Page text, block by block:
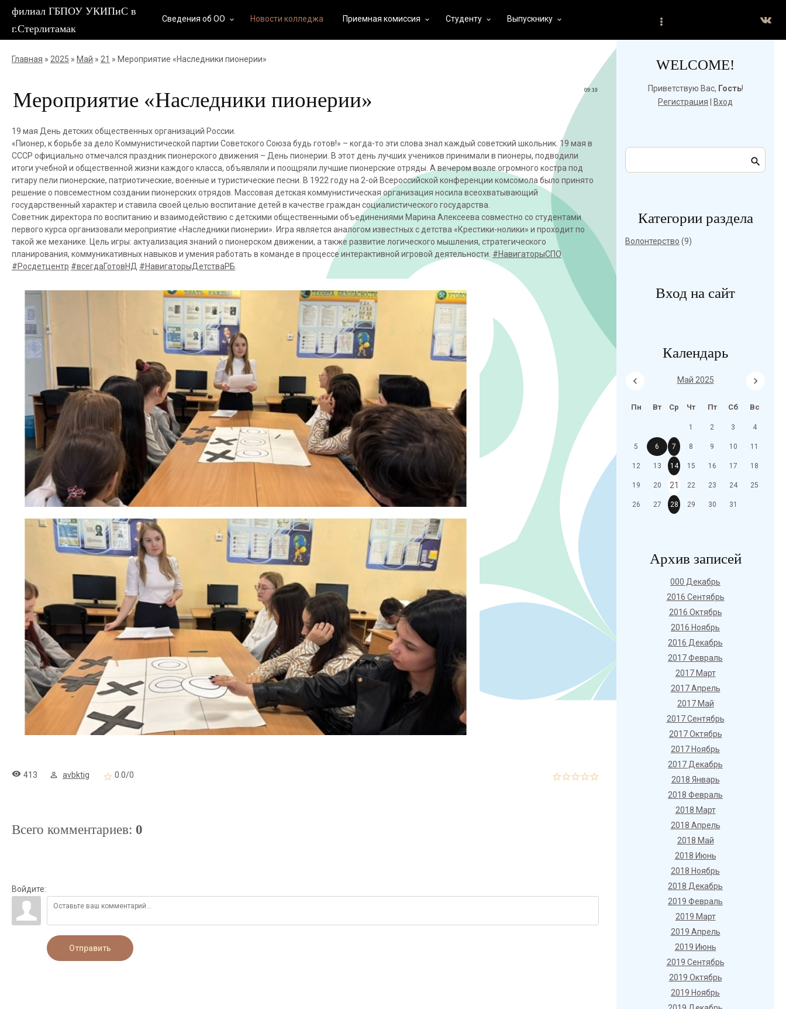
филиал ГБПОУ УКИПиС в
г.Стерлитамак
Сведения об ОО keyboard_arrow_down Новости колледжа Приемная комиссия keyboard_arrow_down Студенту keyboard_arrow_down Выпускнику keyboard_arrow_down
Главная » 2025 » Май » 21 » Мероприятие «Наследники пионерии»
09:10
Мероприятие «Наследники пионерии»
19 мая День детских общественных организаций России.
«Пионер, к борьбе за дело Коммунистической партии Советского Союза будь готов!» – когда-то эти слова знал каждый советский школьник. 19 мая в
СССР официально отмечался праздник пионерского движения – День пионерии. В этот день лучших учеников принимали в пионеры, подводили
итоги учебной и общественной жизни каждого класса, объявляли и поощряли лучшие пионерские отряды. А вечером возле огромного костра под
гитару пели пионерские, патриотические, военные и туристические песни. В 1922 году на 2-ой Всероссийской конференции комсомола было принято
решение о повсеместном создании пионерских отрядов. Массовая детская коммунистическая организация носила всеохватывающий
государственный характер и ставила своей целью воспитание детей в качестве граждан социалистического государства.
Советник директора по воспитанию и взаимодействию с детскими общественными объединениями Марина Алексеева совместно со студентами
первого курса организовали мероприятие «Наследники пионерии». Игра является аналогом известных с детства «Крестики-нолики» и проходит по
такой же механике. Цель игры: актуализация знаний о пионерском движении, а также развитие логического мышления, стратегического
планирования, коммуникативных навыков и умения работать в команде в процессе интерактивной игровой деятельности. #НавигаторыСПО
#Росдетцентр #всегдаГотовНД #НавигаторыДетстваРБ
413 avbktig 0.0/0
Всего комментариев: 0
Войдите:
Отправить
WELCOME!
Приветствую Вас, Гость!
Регистрация
Вход
Категории раздела
Волонтерство (9)
Вход на сайт
Календарь
Май 2025
Пн Вт Ср Чт Пт Сб Вс
1 2 3 4
5 6 7 8 9 10 11
12 13 14 15 16 17 18
19 20 21 22 23 24 25
26 27 28 29 30 31
Архив записей
000 Декабрь
2016 Сентябрь
2016 Октябрь
2016 Ноябрь
2016 Декабрь
2017 Февраль
2017 Март
2017 Апрель
2017 Май
2017 Сентябрь
2017 Октябрь
2017 Ноябрь
2017 Декабрь
2018 Январь
2018 Февраль
2018 Март
2018 Апрель
2018 Май
2018 Июнь
2018 Ноябрь
2018 Декабрь
2019 Февраль
2019 Март
2019 Апрель
2019 Июнь
2019 Сентябрь
2019 Октябрь
2019 Ноябрь